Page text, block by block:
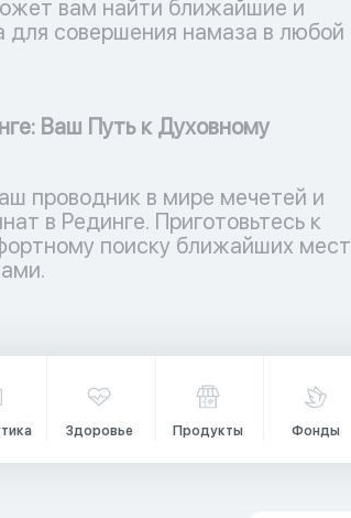
вам найти ближайшие и
для совершения намаза в любой
Ваш Путь к Духовному
проводник в мире мечетей и
в Рединге. Приготовьтесь к
поиску ближайших мест
Здоровье Продукты Фонды